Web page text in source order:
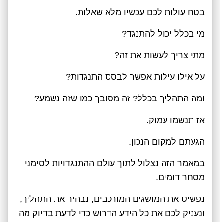
בטח עולות לכם עכשיו מלא שאלות.
מי בכלל יכול להתנגד?
מתי צריך לעשות את זה?
על אילו עילות אפשר לבסס התנגדות?
ומה התהליך בכלל? זה מסובך כמו שזה נשמע?
אז תנשמו עמוק.
הגעתם למקום הנכון.
במאמר הזה נצלול לתוך עולם ההתנגדויות לסימני
מסחר דומים.
נפשיט את המושגים המורכבים, נבהיר את התהליך,
ונעניק לכם את כל הידע הדרוש כדי לדעת בדיוק מה